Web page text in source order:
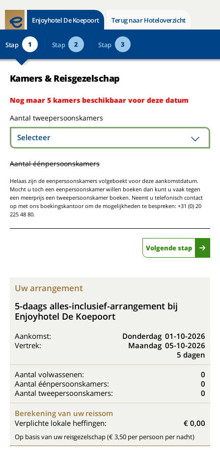
Enjoyhotel De Koepoort Terug naar Hoteloverzicht
Stap 1 Stap 2 Stap 3
Kamers & Reisgezelschap
Nog maar 5 kamers beschikbaar voor deze datum
Aantal tweepersoonskamers
Selecteer
Aantal éénpersoonskamers
Helaas zijn de eenpersoonskamers volgeboekt voor deze aankomstdatum.
Mocht u toch een eenpersoonskamer willen boeken dan kunt u vaak tegen
een meerprijs een tweepersoonskamer boeken. Neemt u telefonisch contact
op met ons boekingskantoor om de mogelijkheden te bespreken: +31 (0) 20
225 48 80.
Volgende stap
Uw arrangement
5-daags alles-inclusief-arrangement bij
Enjoyhotel De Koepoort
Aankomst: Donderdag 01-10-2026
Vertrek:
Maandag 05-10-2026
5 dagen
Aantal volwassenen:
0
Aantal éénpersoonskamers:
0
Aantal tweepersoonskamers:
0
Berekening van uw reissom
Verplichte lokale heffingen:
€ 0,00
Op basis van uw reisgezelschap (€ 3,50 per persoon per nacht)